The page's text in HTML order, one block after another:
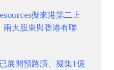
擬來港第二上
大股東與香港有聯
展開預路演、擬集1億